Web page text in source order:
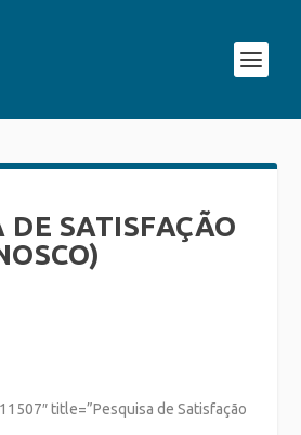
DE SATISFAÇÃO
title=”Pesquisa de Satisfação